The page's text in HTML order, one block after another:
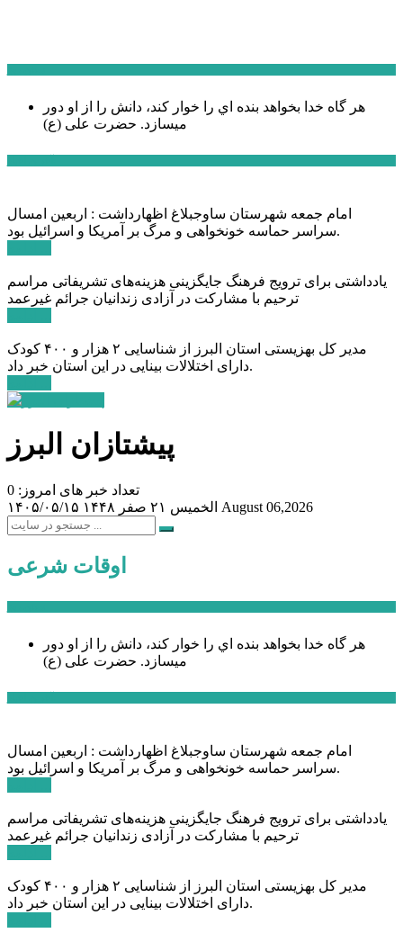
هر گاه خدا بخواهد بنده اي را خوار كند، دانش را از او دور
میسازد. حضرت علی (ع)
امام جمعه شهرستان ساوجبلاغ اظهارداشت : اربعین امسال
سراسر حماسه خونخواهی و مرگ بر آمریکا و اسرائیل بود.
یادداشتی برای ترویج فرهنگ جایگزینی هزینه‌های تشریفاتی مراسم
ترحیم با مشارکت در آزادی زندانیان جرائم غیرعمد
مدیر کل بهزیستی استان البرز از شناسایی ۲ هزار و ۴۰۰ کودک
دارای اختلالات بینایی در این استان خبر داد.
پیشتازان البرز
تعداد خبر های امروز: 0
۱۴۰۵/۰۵/۱۵
الخميس ۲۱ صفر ۱۴۴۸ August 06,2026
اوقات شرعی
هر گاه خدا بخواهد بنده اي را خوار كند، دانش را از او دور
میسازد. حضرت علی (ع)
امام جمعه شهرستان ساوجبلاغ اظهارداشت : اربعین امسال
سراسر حماسه خونخواهی و مرگ بر آمریکا و اسرائیل بود.
یادداشتی برای ترویج فرهنگ جایگزینی هزینه‌های تشریفاتی مراسم
ترحیم با مشارکت در آزادی زندانیان جرائم غیرعمد
مدیر کل بهزیستی استان البرز از شناسایی ۲ هزار و ۴۰۰ کودک
دارای اختلالات بینایی در این استان خبر داد.